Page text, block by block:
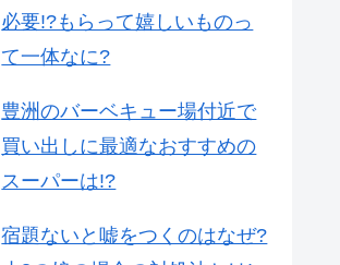
必要!?もらって嬉しいものっ
て一体なに?
豊洲のバーベキュー場付近で
買い出しに最適なおすすめの
スーパーは!?
宿題ないと嘘をつくのはなぜ?